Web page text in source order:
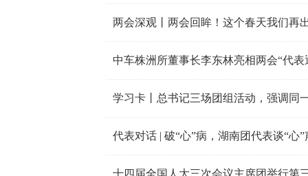
两会深观丨两会回眸！这个春天我们再
中车株洲所董事长李东林亮相两会“代
学习卡丨总书记三场团组活动，强调同
代表对话 | 破“心”病，湖南团代表谈“心”
十四届全国人大三次会议主席团举行第